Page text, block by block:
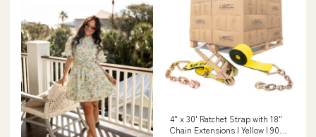
4" x 30' Ratchet Strap with 18"
Chain Extensions | Yellow | 90-